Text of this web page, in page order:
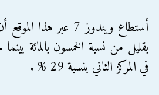
أستطاع ويندوز 7 عبر
بقليل من نسبة الخمسون بالمائة
في المركز الثاني بنسبة 29 % .